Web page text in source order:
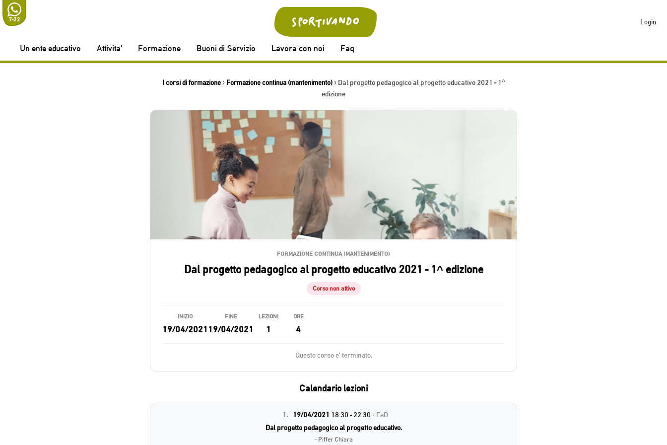
7-22 Login
Un ente educativo Attivita' Formazione Buoni di Servizio Lavora con noi Faq
I corsi di formazione› Formazione continua (mantenimento)› Dal progetto pedagogico al progetto educativo 2021 - 1^
edizione
FORMAZIONE CONTINUA (MANTENIMENTO)
Dal progetto pedagogico al progetto educativo 2021 - 1^ edizione
Corso non attivo
INIZIO
19/04/2021
FINE
19/04/2021
LEZIONI
1
ORE
4
Questo corso e' terminato.
Calendario lezioni
1. 19/04/2021 18:30 - 22:30 · FaD
Dal progetto pedagogico al progetto educativo.
- Piffer Chiara